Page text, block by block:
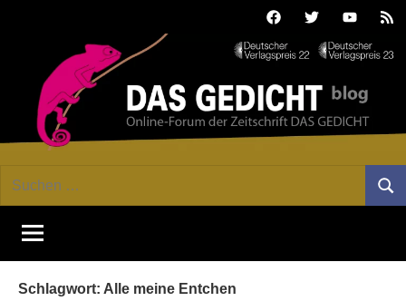
FacebookTwitterYoutube
GEDICHT
blog
Forum
von
DAS
Suchen
Schlagwort: Alle meine Entchen